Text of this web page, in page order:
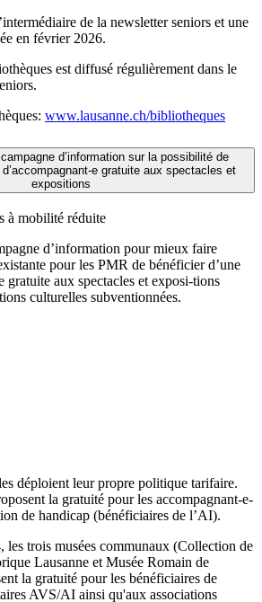
de la newsletter seniors et une
en février 2026.
est diffusé régulièrement dans le
www.lausanne.ch/bibliotheques
d’information sur la possibilité de
e gratuite aux spectacles et
expositions
à mobilité réduite
d’information pour mieux faire
pour les PMR de bénéficier d’une
gratuite aux spectacles et exposi-tions
culturelles subventionnées.
déploient leur propre politique tarifaire.
la gratuité pour les accompagnant-e-
de handicap (bénéficiaires de l’AI).
les trois musées communaux (Collection de
Lausanne et Musée Romain de
la gratuité pour les bénéficiaires de
AVS/AI ainsi qu'aux associations